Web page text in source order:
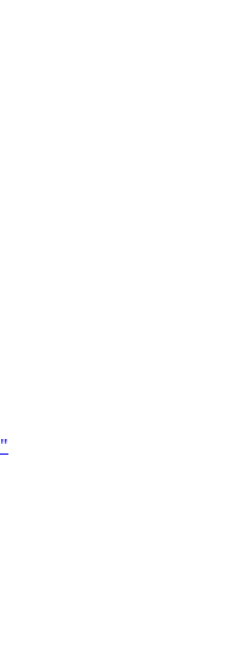
חנות מכולת "כשר לך"